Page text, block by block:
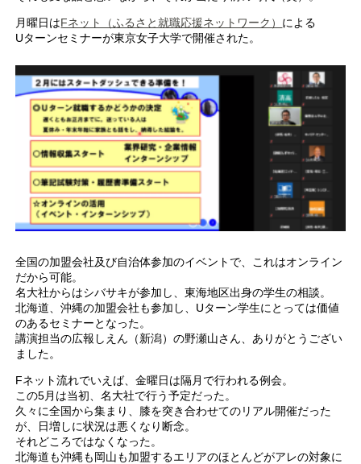
月曜日はFネット（ふるさと就職応援ネットワーク） による
Uターンセミナーが東京女子大学で開催された。
全国の加盟会社及び自治体参加のイベントで、これはオンライン
だから可能。
名大社からはシバサキが参加し、東海地区出身の学生の相談。
北海道、沖縄の加盟会社も参加し、Uターン学生にとっては価値
のあるセミナーとなった。
講演担当の広報しえん（新潟）の野瀬山さん、ありがとうござい
ました。
Fネット流れでいえば、金曜日は隔月で行われる例会。
この5月は当初、名大社で行う予定だった。
久々に全国から集まり、膝を突き合わせてのリアル開催だった
が、日増しに状況は悪くなり断念。
それどころではなくなった。
北海道も沖縄も岡山も加盟するエリアのほとんどがアレの対象に